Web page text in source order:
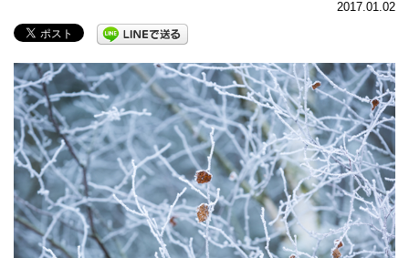
2017.01.02